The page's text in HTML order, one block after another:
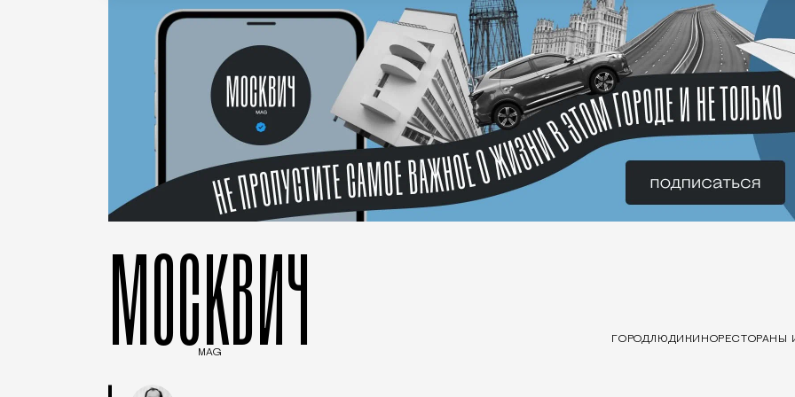
МОСКВИЧ
MAG
ГОРОДЛЮДИ КИНОРЕСТОРАНЫ